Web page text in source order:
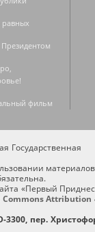
равных
фильм
Государственная
«Первый
Commons Attribution
3300, пер.